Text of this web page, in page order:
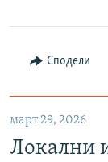
Сподели
март 29, 2026
Локални